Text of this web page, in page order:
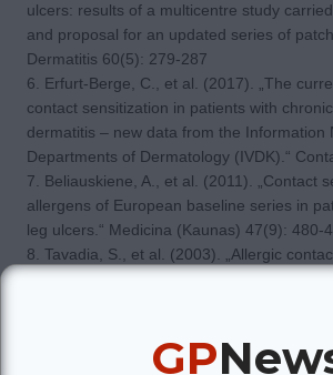
ulcers: results of a multicentre study
and proposal for an updated series of
Dermatitis 60(5): 279-287
6. Erfurt-Berge, C., et al. (2017). „The
contact sensitization in patients with
dermatitis – new data from the Information
Departments of Dermatology (IVDK).“
7. Beliauskiene, A., et al. (2011). „Contact
allergens of European baseline series in
leg ulcers.“ Medicina (Kaunas) 47(9): 480-
8. Tavadia, S., et al. (2003). „Allergic
venous leg ulcer patients.“ Contact
Journal of Sciences 2014, Vol. 12, Suppl. 3,
GP